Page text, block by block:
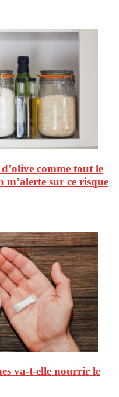
comme tout le
m’alerte sur ce risque
va-t-elle nourrir le